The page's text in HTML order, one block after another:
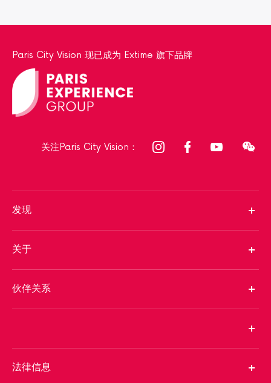
Paris City Vision 现已成为 Extime 旗下品牌
关注Paris City Vision：
发现
关于
伙伴关系
法律信息